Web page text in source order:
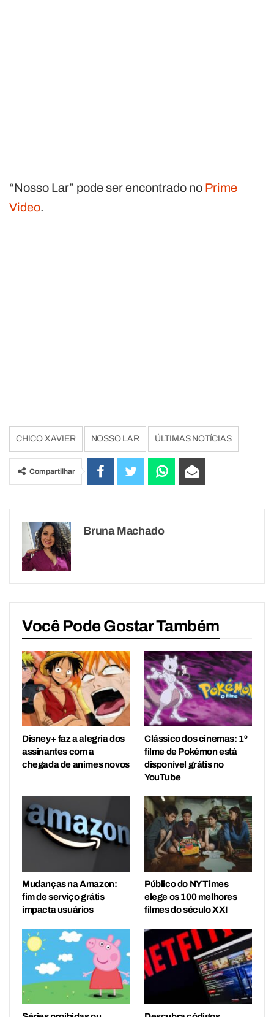
“Nosso Lar” pode ser encontrado no Prime
Video.
CHICO XAVIER NOSSO LAR ÚLTIMAS NOTÍCIAS
Compartilhar
Bruna Machado
Você Pode Gostar Também
Disney+ faz a alegria dos
assinantes com a
chegada de animes novos
Clássico dos cinemas: 1º
filme de Pokémon está
disponível grátis no
YouTube
Mudanças na Amazon:
fim de serviço grátis
impacta usuários
Público do NY Times
elege os 100 melhores
filmes do século XXI